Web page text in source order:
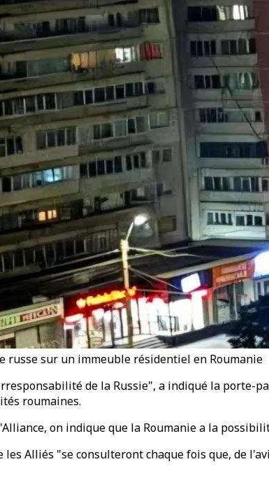
russe sur un immeuble résidentiel en Roumanie
de la Russie", a indiqué la porte-
roumaines.
on indique que la Roumanie a la
les Alliés "se consulteront chaque fois que, de